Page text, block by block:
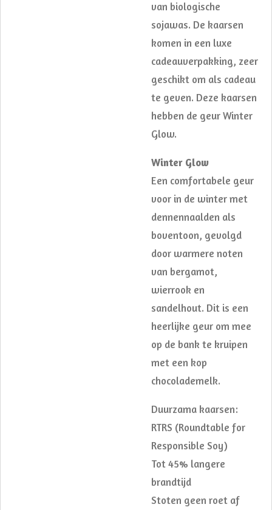
van biologische
sojawas. De kaarsen
komen in een luxe
cadeauverpakking, zeer
geschikt om als cadeau
te geven. Deze kaarsen
hebben de geur Winter
Glow.
Winter Glow
Een comfortabele geur
voor in de winter met
dennennaalden als
boventoon, gevolgd
door warmere noten
van bergamot,
wierrook en
sandelhout. Dit is een
heerlijke geur om mee
op de bank te kruipen
met een kop
chocolademelk.
Duurzama kaarsen:
RTRS (Roundtable for
Responsible Soy)
Tot 45% langere
brandtijd
Stoten geen roet af